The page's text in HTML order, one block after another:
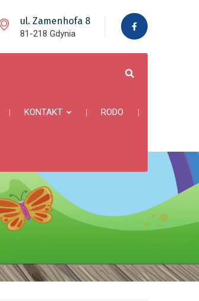
ul. Zamenhofa 8
81-218 Gdynia
KONTAKT RODO